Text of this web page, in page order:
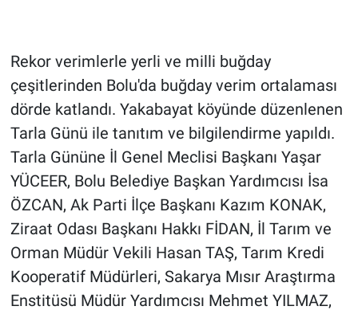
Rekor verimlerle yerli ve milli buğday
çeşitlerinden Bolu'da buğday verim ortalaması
dörde katlandı. Yakabayat köyünde düzenlenen
Tarla Günü ile tanıtım ve bilgilendirme yapıldı.
Tarla Gününe İl Genel Meclisi Başkanı Yaşar
YÜCEER, Bolu Belediye Başkan Yardımcısı İsa
ÖZCAN, Ak Parti İlçe Başkanı Kazım KONAK,
Ziraat Odası Başkanı Hakkı FİDAN, İl Tarım ve
Orman Müdür Vekili Hasan TAŞ, Tarım Kredi
Kooperatif Müdürleri, Sakarya Mısır Araştırma
Enstitüsü Müdür Yardımcısı Mehmet YILMAZ,